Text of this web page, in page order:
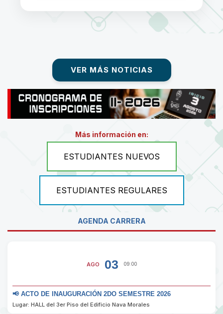
VER MÁS NOTICIAS
Más información en:
ESTUDIANTES NUEVOS
ESTUDIANTES REGULARES
AGENDA CARRERA
AGO 03 09:00
📢 ACTO DE INAUGURACIÓN 2DO SEMESTRE 2026
Lugar: HALL del 3er Piso del Edificio Nava Morales